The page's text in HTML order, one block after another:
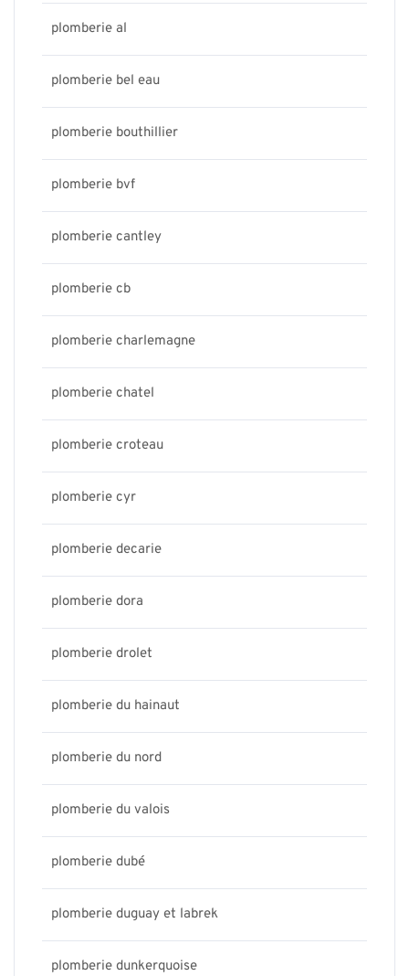
plomberie al
plomberie bel eau
plomberie bouthillier
plomberie bvf
plomberie cantley
plomberie cb
plomberie charlemagne
plomberie chatel
plomberie croteau
plomberie cyr
plomberie decarie
plomberie dora
plomberie drolet
plomberie du hainaut
plomberie du nord
plomberie du valois
plomberie dubé
plomberie duguay et labrek
plomberie dunkerquoise